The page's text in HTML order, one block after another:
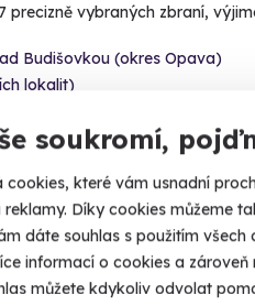
soukromí,
cookies, které vám usnadní
Díky cookies můžeme
dáte souhlas s použitím všech
informací o cookies a zároveň
můžete kdykoliv odvolat
precizně vybraných zbraní,
Budišovkou (okres Opava)
lokalit)